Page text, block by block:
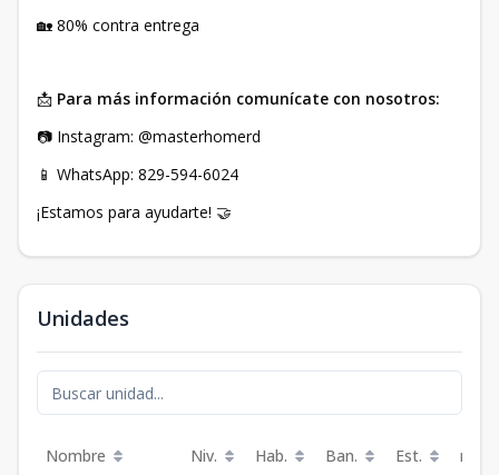
🏡 80% contra entrega
📩 Para más información comunícate con nosotros:
📷 Instagram: @masterhomerd
📱 WhatsApp: 829-594-6024
¡Estamos para ayudarte! 🤝
Unidades
Nombre Niv. Hab. Ban. Est. m²